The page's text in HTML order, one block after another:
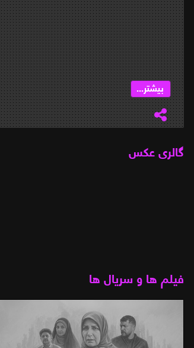
بیشتر...
گالری عکس
فیلم ها و سریال ها